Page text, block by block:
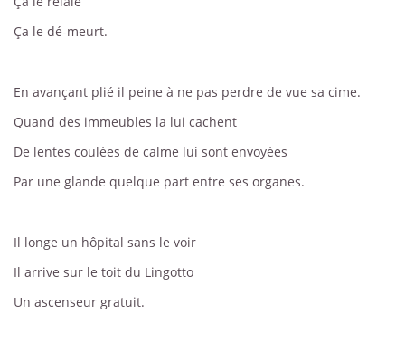
Ça le dé-meurt.
En avançant plié il peine à ne pas perdre de vue sa cime.
Quand des immeubles la lui cachent
De lentes coulées de calme lui sont envoyées
Par une glande quelque part entre ses organes.
Il longe un hôpital sans le voir
Il arrive sur le toit du Lingotto
Un ascenseur gratuit.